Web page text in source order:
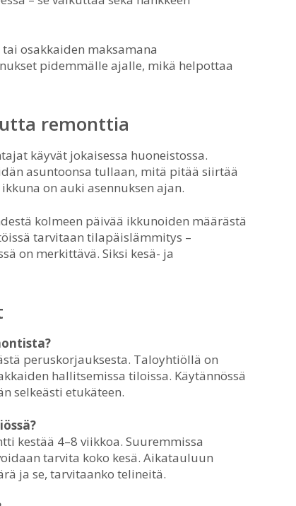
osakkaiden maksamana
pidemmälle ajalle, mikä helpottaa
remonttia
käyvät jokaisessa huoneistossa.
asuntoonsa tullaan, mitä pitää siirtää
on auki asennuksen ajan.
kolmeen päivää ikkunoiden määrästä
tarvitaan tilapäislämmitys –
on merkittävä. Siksi kesä- ja
peruskorjauksesta. Taloyhtiöllä on
hallitsemissa tiloissa. Käytännössä
selkeästi etukäteen.
kestää 4–8 viikkoa. Suuremmissa
tarvita koko kesä. Aikatauluun
ja se, tarvitaanko telineitä.